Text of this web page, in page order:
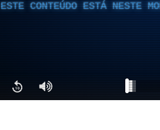
ESTE CONTEÚDO ESTÁ NESTE